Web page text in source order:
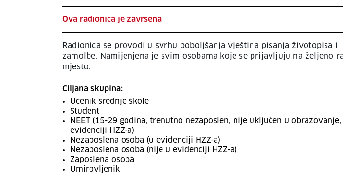
Ova radionica je završena
Radionica se provodi u svrhu poboljšanja vještina pisanja životopisa i
zamolbe. Namijenjena je svim osobama koje se prijavljuju na željeno
mjesto.
Ciljana skupina:
Učenik srednje škole
Student
NEET (15-29 godina, trenutno nezaposlen, nije uključen u
evidenciji HZZ-a)
Nezaposlena osoba (u evidenciji HZZ-a)
Nezaposlena osoba (nije u evidenciji HZZ-a)
Zaposlena osoba
Umirovljenik